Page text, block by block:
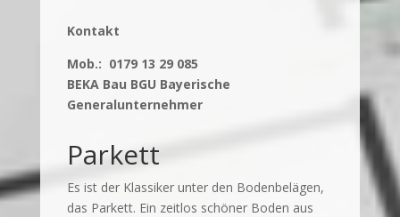
Kontakt
Mob.: 0179 13 29 085
BEKA Bau BGU Bayerische
Generalunternehmer
Parkett
Es ist der Klassiker unter den Bodenbelägen,
das Parkett. Ein zeitlos schöner Boden aus